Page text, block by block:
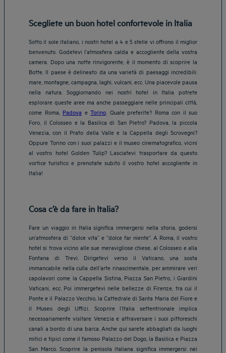
Scegliete un buon hotel confortevole in Italia
Sotto il sole italiano, i nostri hotel a 4 e 5 stelle vi offrono il miglior
benvenuto. Godetevi l’atmosfera calda e accogliente della vostra
camera. Dopo una notte rinvigorente, è il momento di scoprire la
Botte. Il paese è delineato da una varietà di paesaggi incredibili:
mare, montagne, campagna, laghi, vulcani, ecc. Una piacevole pausa
nella natura. Soggiornando nei nostri hotel in Italia potrete
esplorare queste aree ma anche passeggiare nelle principali città,
come Roma, Padova e Torino . Quale preferite? Roma con il suo
Foro, il Colosseo e la Basilica di San Pietro? Padova, la piccola
Venezia, con il Prato della Valle e la Cappella degli Scrovegni?
Oppure Torino con i suoi palazzi e il museo cinematografico, vicini
al vostro hotel Golden Tulip? Lasciatevi trasportare da questo
vortice turistico e prenotate subito il vostro hotel accogliente in
Italia!
Cosa c’è da fare in Italia?
Fare un viaggio in Italia significa immergersi nella storia, godersi
un’atmosfera di “dolce vita” e “dolce far niente”. A Roma, il vostro
hotel si trova vicino alle sue meravigliose chiese, al Colosseo e alla
Fontana di Trevi. Dirigetevi verso il Vaticano, una sosta
immancabile nella culla dell’arte rinascimentale, per ammirare veri
capolavori come la Cappella Sistina, Piazza San Pietro, i Giardini
Vaticani, ecc. Poi immergetevi nelle bellezze di Firenze, tra cui il
Ponte e il Palazzo Vecchio, la Cattedrale di Santa Maria del Fiore e
il Museo degli Uffizi. Scoprire l’Italia settentrionale implica
necessariamente visitare Venezia e attraversare i suoi pittoreschi
canali a bordo di una barca. Anche qui sarete abbagliati da luoghi
mitici e tipici come il famoso Palazzo del Dogo, la Basilica e Piazza
San Marco. Scoprire la penisola italiana significa immergersi nei